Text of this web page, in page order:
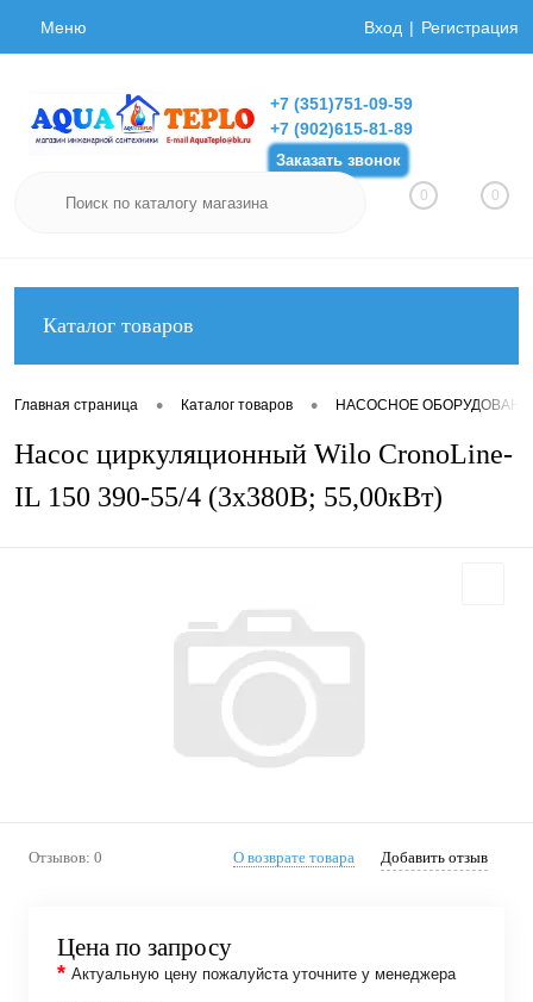
Меню Вход Регистрация
+7 (351)751-09-59
+7 (902)615-81-89
Заказать звонок
0 0
Каталог товаров
Главная страница • Каталог товаров • НАСОСНОЕ
Насос циркуляционный Wilo CronoLine-
IL 150 390-55/4 (3х380В; 55,00кВт)
Отзывов: 0 О возврате товара Добавить отзыв
Цена по запросу
* Актуальную цену пожалуйста уточните у менеджера